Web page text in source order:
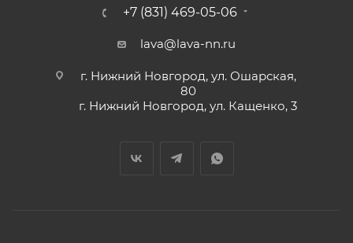
+7 (831) 469-05-06
lava@lava-nn.ru
г. Нижний Новгород, ул. Ошарская,
80
г. Нижний Новгород, ул. Кащенко, 3